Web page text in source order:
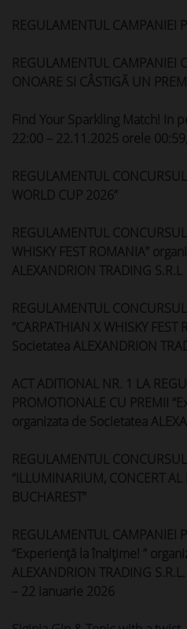
REGULAMENTUL CAMPANIEI
REGULAMENTUL CAMPANIEI
ONOARE SI CÂSTIGÃ UN
Find Your Sparkling Match! In
22:00 – 22.11.2025 orele
REGULAMENTUL
WORLD CUP 2026”
REGULAMENTUL
WHISKY FEST ROMANIA”
ALEXANDRION TRADING S.R.L
REGULAMENTUL
“CARPATHIAN X WHISKY
Societatea ALEXANDRION
ACT ADITIONAL NR. 1 LA
PROMOTIONALE CU PREMII
organizata de Societatea
REGULAMENTUL
“ILLUMINARIUM, CONCERT AL
BUCHAREST”
REGULAMENTUL CAMPANIEI
“Experiență la înalțime! ”
ALEXANDRION TRADING
– 22 ianuarie 2026